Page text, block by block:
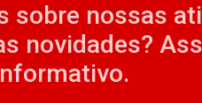
sobre nossas
novidades?